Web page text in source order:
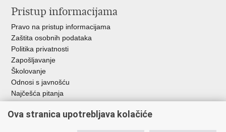
Pristup informacijama
Pravo na pristup informacijama
Zaštita osobnih podataka
Politika privatnosti
Zapošljavanje
Školovanje
Odnosi s javnošću
Najčešća pitanja
Važne poveznice
Ova stranica upotrebljava kolačiće